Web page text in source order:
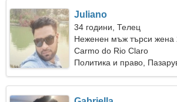
Juliano
34 години, Телец
Неженен мъж търси жена
Carmo do Rio Claro
Политика и право,